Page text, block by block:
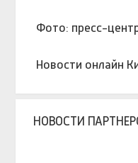
Фото: пресс-
Новости онлайн
НОВОСТИ